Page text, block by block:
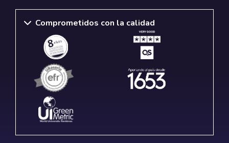
Comprometidos con la calidad